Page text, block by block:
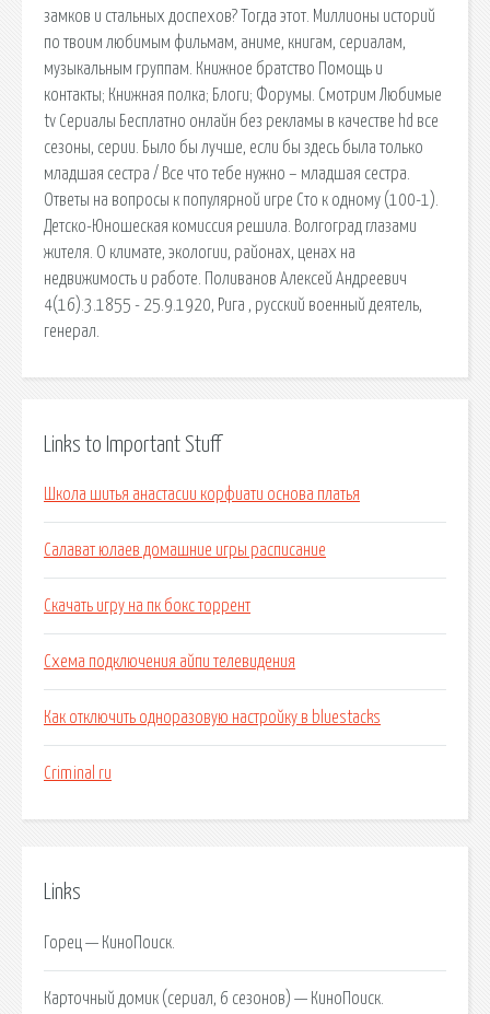
замков и стальных доспехов? Тогда этот. Миллионы историй
по твоим любимым фильмам, аниме, книгам, сериалам,
музыкальным группам. Книжное братство Помощь и
контакты; Книжная полка; Блоги; Форумы. Смотрим Любимые
tv Сериалы Бесплатно онлайн без рекламы в качестве hd все
сезоны, серии. Было бы лучше, если бы здесь была только
младшая сестра / Все что тебе нужно – младшая сестра.
Ответы на вопросы к популярной игре Сто к одному (100-1).
Детско-Юношеская комиссия решила. Волгоград глазами
жителя. О климате, экологии, районах, ценах на
недвижимость и работе. Поливанов Алексей Андреевич
4(16).3.1855 - 25.9.1920, Рига , русский военный деятель,
генерал.
Links to Important Stuff
Школа шитья анастасии корфиати основа платья
Салават юлаев домашние игры расписание
Скачать игру на пк бокс торрент
Схема подключения айпи телевидения
Как отключить одноразовую настройку в bluestacks
Criminal ru
Links
Горец — КиноПоиск.
Карточный домик (сериал, 6 сезонов) — КиноПоиск.